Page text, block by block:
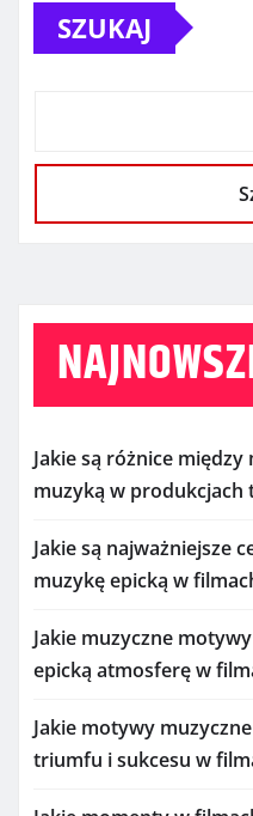
SZUKAJ
Jakie są różnice
muzyką w produkcjach
Jakie są najważniejsze
muzykę epicką w
Jakie muzyczne
epicką atmosferę w
Jakie motywy
triumfu i sukcesu w